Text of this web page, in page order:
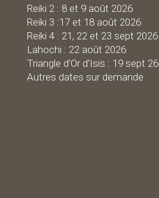
Reiki 2 : 8 et 9 août 2026
Reiki 3 :17 et 18 août 2026
Reiki 4 : 21, 22 et 23 sept 2026
Lahochi : 22 août 2026
Triangle d’Or d’Isis : 19 sept 26
Autres dates sur demande